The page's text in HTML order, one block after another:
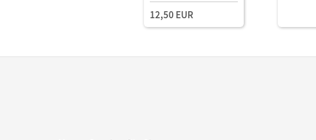
12,50 EUR